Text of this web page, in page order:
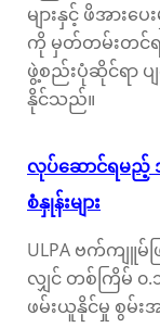
များနှင့် ဖိအားပ
ကို မှတ်တမ်းတင်ရ
ဖွဲ့စည်းပုံဆိုင်ရာ ပ
နိုင်သည်။
လုပ်ဆောင်ရမည့်
စံနှုန်းများ
ULPA ဗက်ကျူမ်
လျှင် တစ်ကြိမ် ၀
ဖမ်းယူနိုင်မှု စွမ်းအ